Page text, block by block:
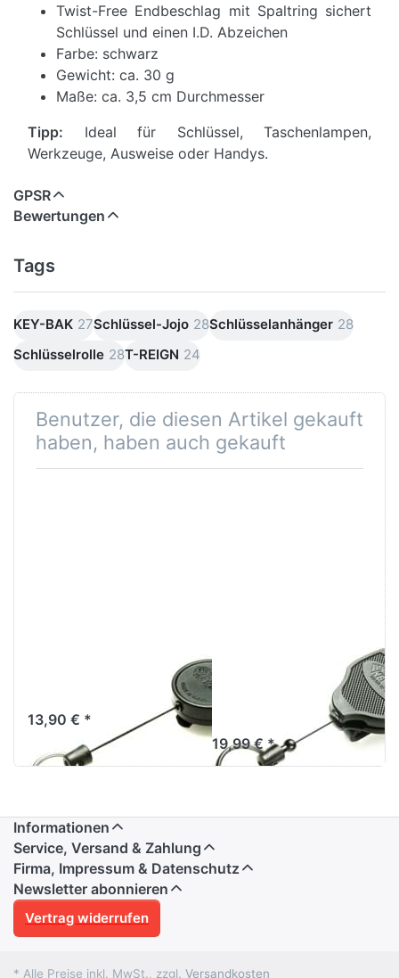
Twist-Free Endbeschlag mit Spaltring sichert
Schlüssel und einen I.D. Abzeichen
Farbe: schwarz
Gewicht: ca. 30 g
Maße: ca. 3,5 cm Durchmesser
Tipp: Ideal für Schlüssel, Taschenlampen,
Werkzeuge, Ausweise oder Handys.
GPSR
Bewertungen
Tags
KEY-BAK 27Schlüssel-Jojo 28Schlüsselanhänger 28
Schlüsselrolle 28T-REIGN 24
Benutzer, die diesen Artikel gekauft
haben, haben auch gekauft
13,90 € *
Super 48 HDK
Gürtelschlaufe
19,99 € *
Informationen
Service, Versand & Zahlung
Firma, Impressum & Datenschutz
Newsletter abonnieren
Vertrag widerrufen
* Alle Preise inkl. MwSt., zzgl. Versandkosten